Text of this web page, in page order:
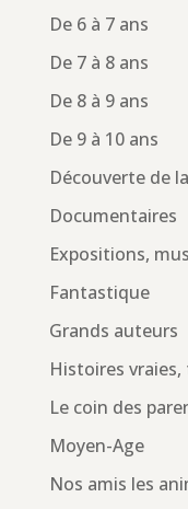
De 6 à 7 ans
De 7 à 8 ans
De 8 à 9 ans
De 9 à 10 ans
Découverte de
Documentaires
Expositions,
Fantastique
Grands auteurs
Histoires
Le coin des
Moyen-Age
Nos amis les